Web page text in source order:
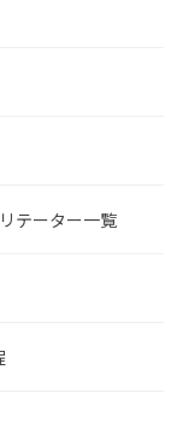
テーター一覧